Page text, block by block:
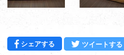
シェアする Facebookでシェアする
ツイートする